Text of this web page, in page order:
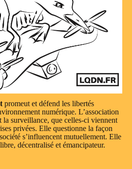
promeut et défend les libertés
numérique. L’association
la surveillance, que celles-ci viennent
privées. Elle questionne la façon
s’influencent mutuellement. Elle
décentralisé et émancipateur.